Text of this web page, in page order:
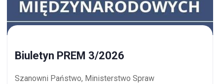
Biuletyn PREM 3/2026
Szanowni Państwo, Ministerstwo Spraw